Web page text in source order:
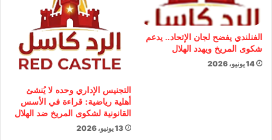
الفنلندي يفضح لجان الإتحاد.. يدعم
شكوى المريخ ويهدد الهلال
14 يونيو، 2026
التجنيس الإداري وحده لا يُنشئ
أهلية رياضية: قراءة في الأسس
القانونية لشكوى المريخ ضد الهلال
13 يونيو، 2026